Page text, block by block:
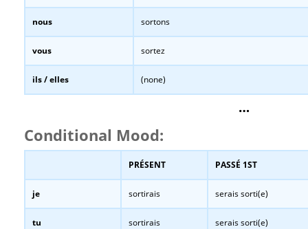
nous sortons
vous sortez
ils / elles (none)
…
Conditional Mood:
PRÉSENT PASSÉ 1ST
je sortirais serais sorti(e)
tu sortirais serais sorti(e)